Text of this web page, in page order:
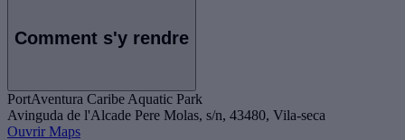
Comment s'y rendre
PortAventura Caribe Aquatic Park
Avinguda de l'Alcade Pere Molas, s/n, 43480, Vila-seca
Ouvrir Maps